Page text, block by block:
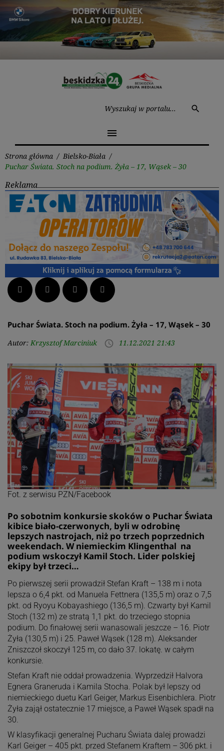
Przejdź
treści
search
menu
Strona główna / Bielsko-Biała /
Puchar Świata. Stoch na podium. Żyła – 17, Wąsek – 30
Reklama
Facebook Twitter LinkedIn Pinterest
Puchar Świata. Stoch na podium. Żyła – 17, Wąsek – 30
Autor: Krzysztof Marciniuk access_time 11.12.2021 21:43
Fot. z serwisu PZN/Facebook
Po sobotnim konkursie skoków o Puchar Świata
kibice biało-czerwonych, byli w odrobinę
lepszych nastrojach, niż po trzech poprzednich
weekendach. W niemieckim Klingenthal na
podium wskoczył Kamil Stoch. Lider polskiej
ekipy był trzeci…
Po pierwszej serii prowadził Stefan Kraft – 138 m i nota
lepsza o 6,4 pkt. od Manuela Fettnera (135,5 m) oraz o 7,5
pkt. od Ryoyu Kobayashiego (136,5 m). Czwarty był Kamil
Stoch (132 m) ze stratą 1,1 pkt. do trzeciego stopnia
podium. Do finałowej serii wanasowali jeszcze – 16. Piotr
Żyła (130,5 m) i 25. Paweł Wąsek (128 m). Aleksander
Zniszczoł skoczył 125 m, co dało 37. lokatę. w całym
konkursie.
Stefan Kraft nie oddał prowadzenia. Wyprzedził Halvora
Egnera Graneruda i Kamila Stocha. Polak był lepszy od
niemieckiego duetu Karl Geiger, Markus Eisenbichlera. Piotr
Żyła zajął ostatecznie 17 miejsce, a Paweł Wąsek spadł na
30.
W klasyfikacji generalnej Pucharu Świata dalej prowadzi
Karl Geiger – 405 pkt. przed Stefanem Kraftem – 306 pkt. i